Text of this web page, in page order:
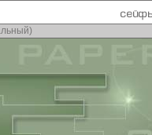
(многоканальный)